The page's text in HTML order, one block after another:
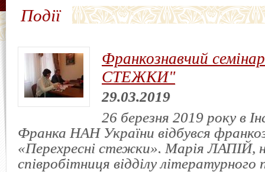
Події
Франкознавчий
СТЕЖКИ"
29.03.2019
26 березня 2019 року в
Франка НАН України відбувся
«Перехресні стежки». Марія ЛАПІЙ,
співробітниця відділу